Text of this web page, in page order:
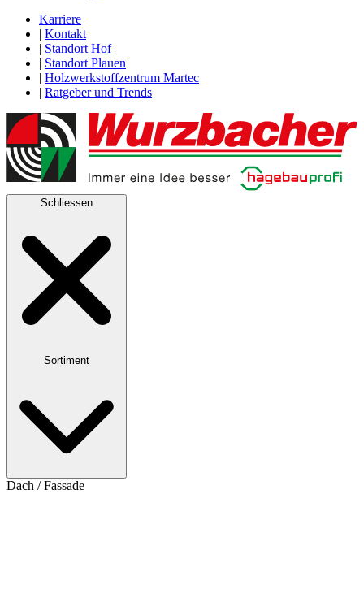
Karriere
| Kontakt
| Standort Hof
| Standort Plauen
| Holzwerkstoffzentrum Martec
| Ratgeber und Trends
Schliessen
Sortiment
Dach / Fassade